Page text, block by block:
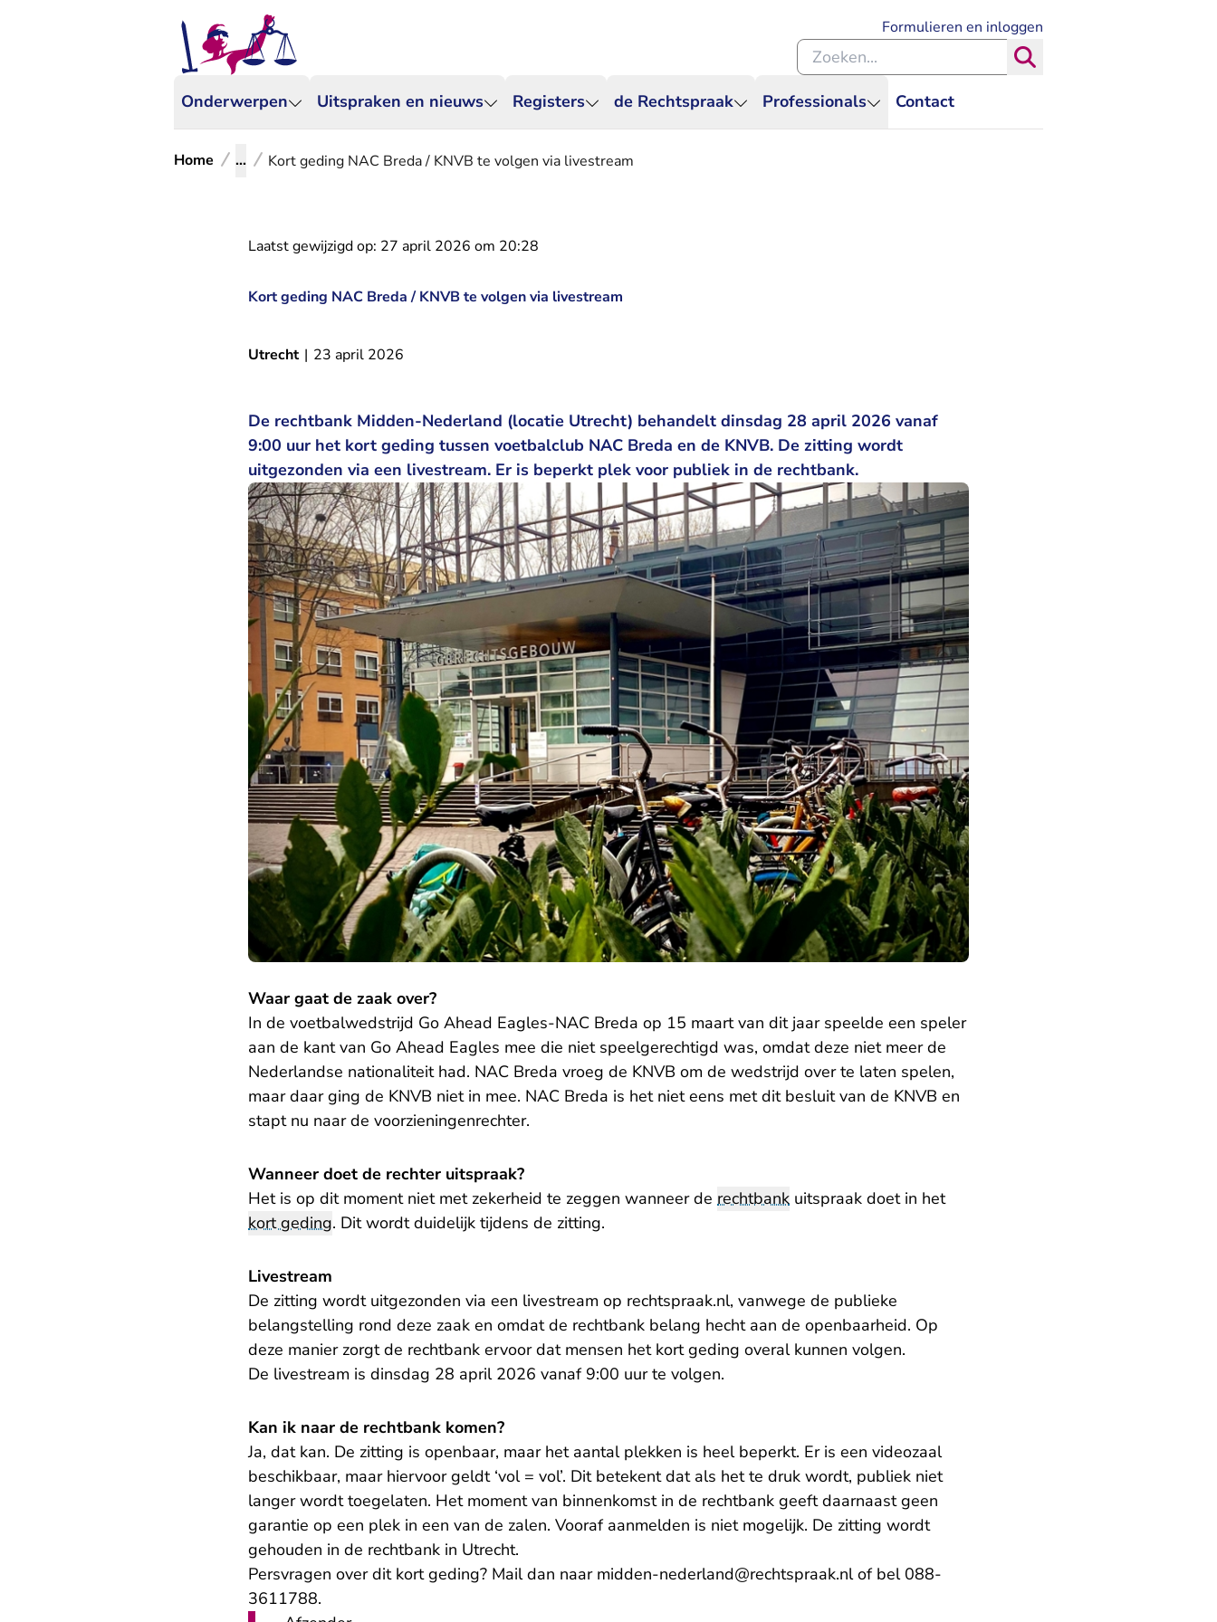
Onderwerpen Uitspraken en nieuws Registers de Rechtspraak Professionals Contact
Formulieren en inloggen
Zoeken binnen de Rechtspraak
Home ... Kort geding NAC Breda / KNVB te volgen via livestream
Laatst gewijzigd op: 27 april 2026 om 20:28
Kort geding NAC Breda / KNVB te volgen via livestream
Utrecht | 23 april 2026
De rechtbank Midden-Nederland (locatie Utrecht) behandelt dinsdag 28 april 2026 vanaf
9:00 uur het kort geding tussen voetbalclub NAC Breda en de KNVB. De zitting wordt
uitgezonden via een livestream. Er is beperkt plek voor publiek in de rechtbank.
Waar gaat de zaak over?
In de voetbalwedstrijd Go Ahead Eagles-NAC Breda op 15 maart van dit jaar speelde een speler
aan de kant van Go Ahead Eagles mee die niet speelgerechtigd was, omdat deze niet meer de
Nederlandse nationaliteit had. NAC Breda vroeg de KNVB om de wedstrijd over te laten spelen,
maar daar ging de KNVB niet in mee. NAC Breda is het niet eens met dit besluit van de KNVB en
stapt nu naar de voorzieningenrechter.
Wanneer doet de rechter uitspraak?
Het is op dit moment niet met zekerheid te zeggen wanneer de rechtbank uitspraak doet in het
kort geding. Dit wordt duidelijk tijdens de zitting.
Livestream
De zitting wordt uitgezonden via een livestream op rechtspraak.nl, vanwege de publieke
belangstelling rond deze zaak en omdat de rechtbank belang hecht aan de openbaarheid. Op
deze manier zorgt de rechtbank ervoor dat mensen het kort geding overal kunnen volgen.
De livestream is dinsdag 28 april 2026 vanaf 9:00 uur te volgen.
Kan ik naar de rechtbank komen?
Ja, dat kan. De zitting is openbaar, maar het aantal plekken is heel beperkt. Er is een videozaal
beschikbaar, maar hiervoor geldt ‘vol = vol’. Dit betekent dat als het te druk wordt, publiek niet
langer wordt toegelaten. Het moment van binnenkomst in de rechtbank geeft daarnaast geen
garantie op een plek in een van de zalen. Vooraf aanmelden is niet mogelijk. De zitting wordt
gehouden in de rechtbank in Utrecht.
Persvragen over dit kort geding? Mail dan naar midden-nederland@rechtspraak.nl- U verlaat Rechtspraak.nl
of bel 088-
3611788.